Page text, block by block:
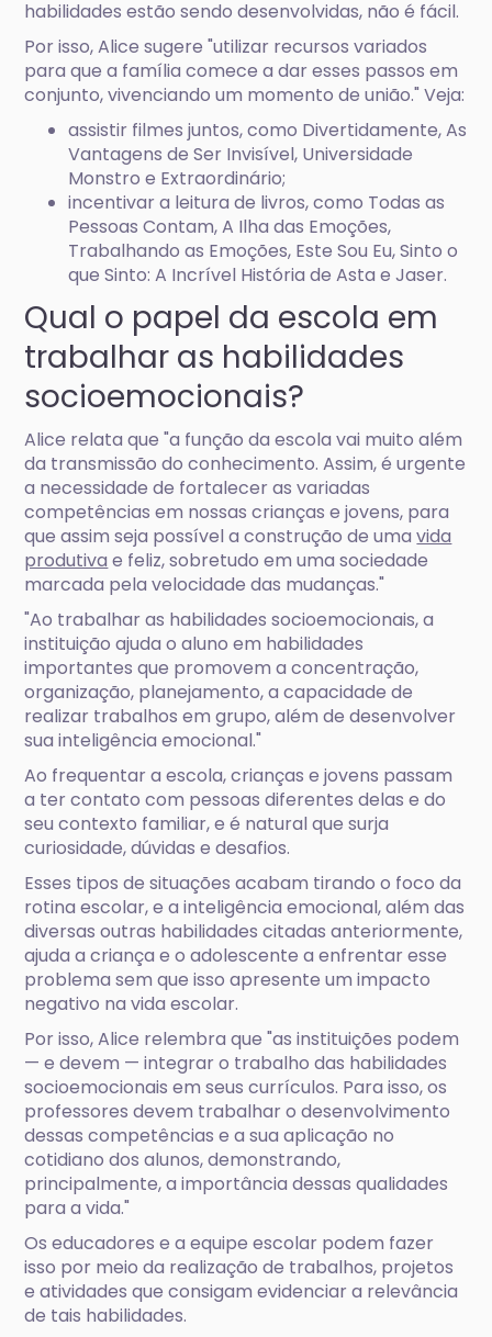
habilidades estão sendo desenvolvidas, não é fácil.
Por isso, Alice sugere "utilizar recursos variados
para que a família comece a dar esses passos em
conjunto, vivenciando um momento de união." Veja:
assistir filmes juntos, como Divertidamente, As
Vantagens de Ser Invisível, Universidade
Monstro e Extraordinário;
incentivar a leitura de livros, como Todas as
Pessoas Contam, A Ilha das Emoções,
Trabalhando as Emoções, Este Sou Eu, Sinto o
que Sinto: A Incrível História de Asta e Jaser.
Qual o papel da escola em
trabalhar as habilidades
socioemocionais?
Alice relata que "a função da escola vai muito além
da transmissão do conhecimento. Assim, é urgente
a necessidade de fortalecer as variadas
competências em nossas crianças e jovens, para
que assim seja possível a construção de umavida
produtiva e feliz, sobretudo em uma sociedade
marcada pela velocidade das mudanças."
"Ao trabalhar as habilidades socioemocionais, a
instituição ajuda o aluno em habilidades
importantes que promovem a concentração,
organização, planejamento, a capacidade de
realizar trabalhos em grupo, além de desenvolver
sua inteligência emocional."
Ao frequentar a escola, crianças e jovens passam
a ter contato com pessoas diferentes delas e do
seu contexto familiar, e é natural que surja
curiosidade, dúvidas e desafios.
Esses tipos de situações acabam tirando o foco da
rotina escolar, e a inteligência emocional, além das
diversas outras habilidades citadas anteriormente,
ajuda a criança e o adolescente a enfrentar esse
problema sem que isso apresente um impacto
negativo na vida escolar.
Por isso, Alice relembra que "as instituições podem
— e devem — integrar o trabalho das habilidades
socioemocionais em seus currículos. Para isso, os
professores devem trabalhar o desenvolvimento
dessas competências e a sua aplicação no
cotidiano dos alunos, demonstrando,
principalmente, a importância dessas qualidades
para a vida."
Os educadores e a equipe escolar podem fazer
isso por meio da realização de trabalhos, projetos
e atividades que consigam evidenciar a relevância
de tais habilidades.